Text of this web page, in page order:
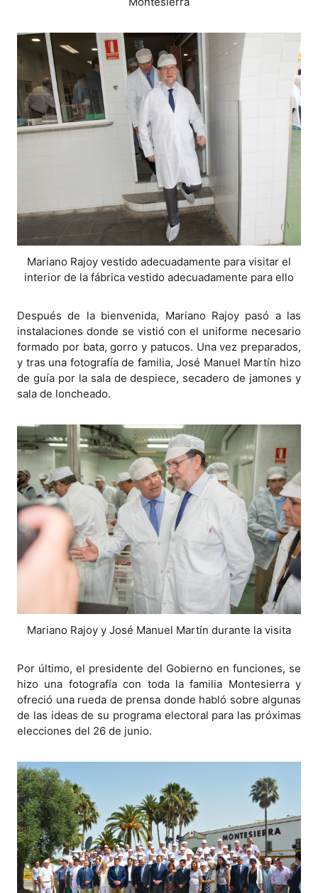
Mariano Rajoy vestido adecuadamente para visitar el
interior de la fábrica vestido adecuadamente para ello
Después de la bienvenida, Mariano Rajoy pasó a las
instalaciones donde se vistió con el uniforme necesario
formado por bata, gorro y patucos. Una vez preparados,
y tras una fotografía de familia, José Manuel Martín hizo
de guía por la sala de despiece, secadero de jamones y
sala de loncheado.
Mariano Rajoy y José Manuel Martín durante la visita
Por último, el presidente del Gobierno en funciones, se
hizo una fotografía con toda la familia Montesierra y
ofreció una rueda de prensa donde habló sobre algunas
de las ideas de su programa electoral para las próximas
elecciones del 26 de junio.